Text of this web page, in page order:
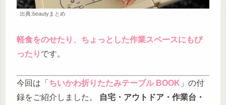
出典:beautyまとめ
軽食をのせたり、ちょっとした作業スペースにもぴ
ったり です。
今回は「 ちいかわ折りたたみテーブル BOOK 」の付
録をご紹介しました。
自宅・アウトドア・作業台・